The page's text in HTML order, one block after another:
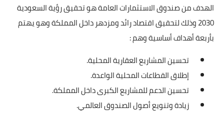
الهدف من صندوقالاستثمارات العامةهو تحقيق رؤية السعودية
2030 وذلك لتحقيق اقتصاد رائد ومزدهر داخل المملكة وهو يهتم
بأربعة أهداف أساسية وهم :
تحسين المشاريع العقارية المحلية.
إطلاق القطاعات المحلية الواعدة.
تحسين الدعم للمشاريع الكبرى داخل المملكة.
زيادة وتنويع أصول الصندوق العالمي.